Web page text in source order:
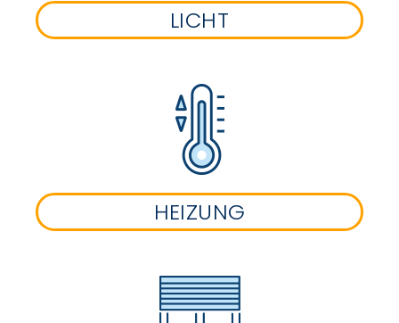
LICHT
HEIZUNG